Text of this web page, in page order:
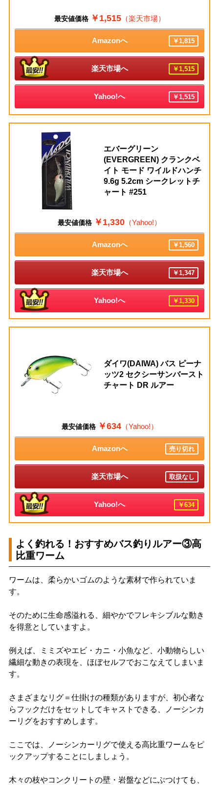
最安値価格 ￥1,515（楽天市場）
Amazonへ ￥1,815
楽天市場へ ￥1,515
Yahoo!へ ￥1,515
エバーグリーン
(EVERGREEN) クランクベ
イト モード ワイルドハンチ
9.6g 5.2cm シークレットチ
ャート #251
最安値価格 ￥1,330 （Yahoo!）
Amazonへ ￥1,560
楽天市場へ ￥1,347
Yahoo!へ ￥1,330
ダイワ(DAIWA) バス ピーナ
ッツ2 セクシーサンバースト
チャート DR ルアー
最安値価格 ￥634（Yahoo!）
Amazonへ 売り切れ
楽天市場へ 取扱なし
Yahoo!へ ￥634
よく釣れる！おすすめバス釣りルアー③高
比重ワーム
ワームは、柔らかいゴムのような素材で作られていま
す。
そのために生命感溢れる、細やかでフレキシブルな動き
を得意としていますよ。
例えば、ミミズやエビ・カニ・小魚など、小動物らしい
繊細な動きの表現を、ほぼセルフでおこなえてしまいま
す。
さまざまなリグ＝仕掛けの種類がありますが、初心者な
らフックだけをセットしてキャストできる、ノーシンカ
ーリグをおすすめします。
ここでは、ノーシンカーリグで使える高比重ワームをピ
ックアップすることにしましょう。
木々の枝やコンクリートの壁・岩盤などにぶつけても、